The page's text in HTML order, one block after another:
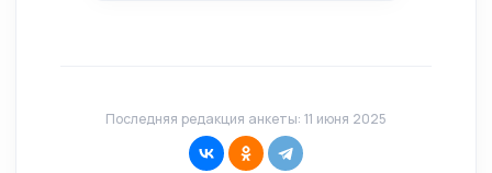
Последняя редакция анкеты: 11 июня 2025